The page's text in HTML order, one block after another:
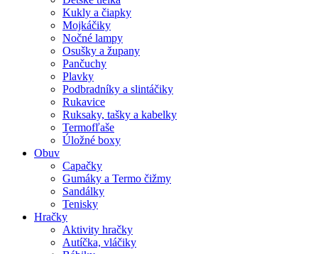
Kukly a čiapky
Mojkáčiky
Nočné lampy
Osušky a župany
Pančuchy
Plavky
Podbradníky a slintáčiky
Rukavice
Ruksaky, tašky a kabelky
Termofľaše
Úložné boxy
Obuv
Capačky
Gumáky a Termo čižmy
Sandálky
Tenisky
Hračky
Aktivity hračky
Autíčka, vláčiky